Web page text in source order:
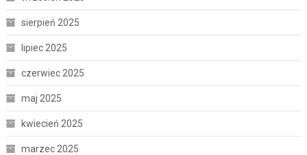
sierpień 2025
lipiec 2025
czerwiec 2025
maj 2025
kwiecień 2025
marzec 2025